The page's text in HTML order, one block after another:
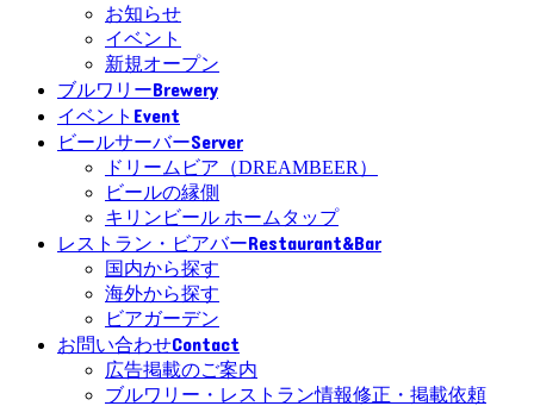
お知らせ
イベント
新規オープン
ブルワリーBrewery
イベント Event
ビールサーバーServer
ドリームビア（DREAMBEER）
ビールの縁側
キリンビール ホームタップ
レストラン・ビアバーRestaurant&Bar
国内から探す
海外から探す
ビアガーデン
お問い合わせContact
広告掲載のご案内
ブルワリー・レストラン情報修正・掲載依頼